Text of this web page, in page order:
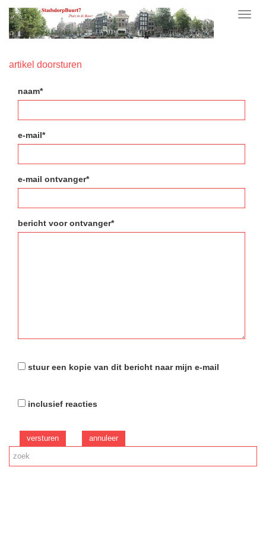
artikel doorsturen
naam*
e-mail*
e-mail ontvanger*
bericht voor ontvanger*
stuur een kopie van dit bericht naar mijn e-mail
inclusief reacties
versturen